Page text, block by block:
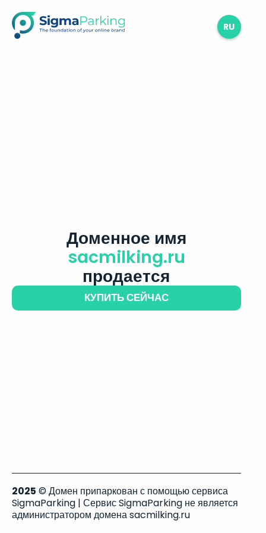
RU
Доменное имя
sacmilking.ru
продается
КУПИТЬ СЕЙЧАС
2025 © Домен припаркован с помощью сервиса
SigmaParking | Сервис SigmaParking не является
администратором домена sacmilking.ru